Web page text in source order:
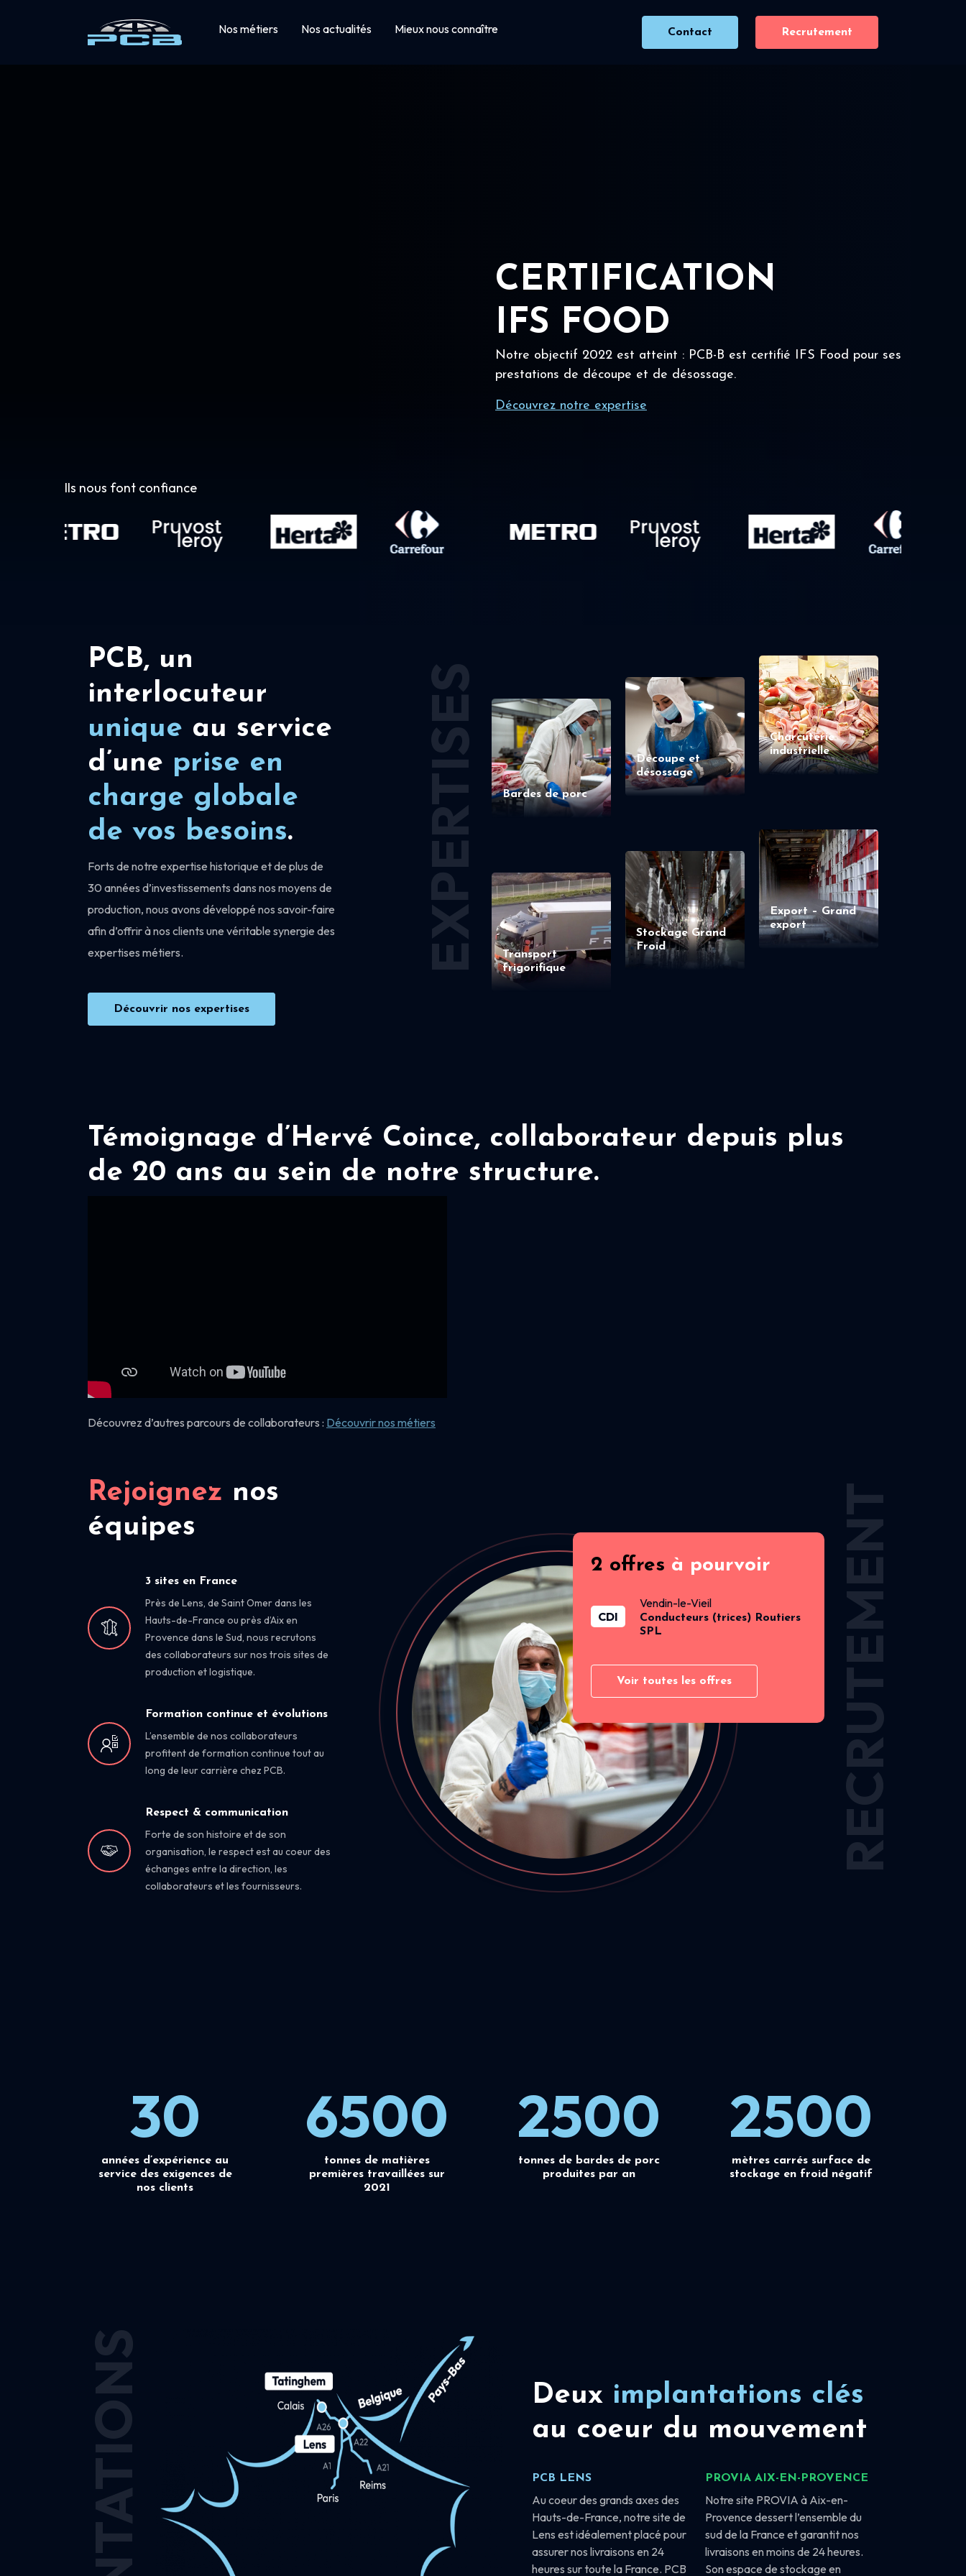
Nos métiers Nos actualités Mieux nous connaître Contact Recrutement
CERTIFICATION
IFS FOOD
Notre objectif 2022 est atteint : PCB-B est certifié IFS Food pour ses
prestations de découpe et de désossage.
Découvrez notre expertise
Ils nous font confiance
PCB, un
interlocuteur
unique au service
d’une prise en
charge globale
de vos besoins.
Forts de notre expertise historique et de plus de
30 années d’investissements dans nos moyens de
production, nous avons développé nos savoir-faire
afin d’offrir à nos clients une véritable synergie des
expertises métiers.
Découvrir nos expertises
EXPERTISES Bardes de porc
Découpe et
désossage
Charcuterie
industrielle
Transport
frigorifique
Stockage Grand
Froid
Export – Grand
export
Témoignage d’Hervé Coince, collaborateur depuis plus
de 20 ans au sein de notre structure.
Découvrez d’autres parcours de collaborateurs : Découvrir nos métiers
Rejoignez nos
équipes
3 sites en France
Près de Lens, de Saint Omer dans les
Hauts-de-France ou près d’Aix en
Provence dans le Sud, nous recrutons
des collaborateurs sur nos trois sites de
production et logistique.
Formation continue et évolutions
L’ensemble de nos collaborateurs
profitent de formation continue tout au
long de leur carrière chez PCB.
Respect & communication
Forte de son histoire et de son
organisation, le respect est au coeur des
échanges entre la direction, les
collaborateurs et les fournisseurs.
2 offres à pourvoir
CDI
Vendin-le-Vieil
Conducteurs (trices) Routiers
SPL
Voir toutes les offres RECRUTEMENT
30
années d’expérience au
service des exigences de
nos clients
6500
tonnes de matières
premières travaillées sur
2021
2500
tonnes de bardes de porc
produites par an
2500
mètres carrés surface de
stockage en froid négatif
Deux implantations clés
au coeur du mouvement
PCB LENS
Au coeur des grands axes des
Hauts-de-France, notre site de
Lens est idéalement placé pour
assurer nos livraisons en 24
heures sur toute la France. PCB
PROVIA AIX-EN-PROVENCE
Notre site PROVIA à Aix-en-
Provence dessert l’ensemble du
sud de la France et garantit nos
livraisons en moins de 24 heures.
Son espace de stockage en